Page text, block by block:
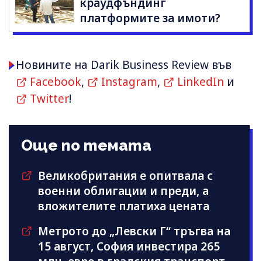
краудфъндинг
платформите за имоти?
Новините на Darik Business Review във
Facebook, Instagram, LinkedIn и
Twitter!
Още по темата
Великобритания е опитвала с
военни облигации и преди, а
вложителите платиха цената
Метрото до „Левски Г“ тръгва на
15 август, София инвестира 265